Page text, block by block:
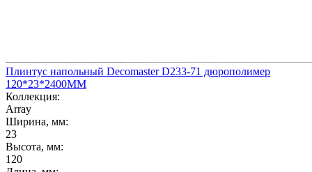
Плинтус напольный Decomaster D233-71 дюрополимер
120*23*2400ММ
Коллекция:
Array
Ширина, мм:
23
Высота, мм:
120